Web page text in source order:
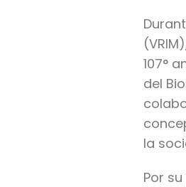
107°
del
la
Por